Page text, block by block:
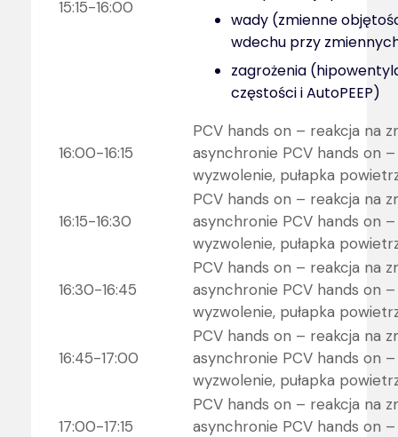
15:15-16:00
wady (zmienne
wdechu przy
zagrożenia
częstości i AutoPEEP)
16:00-16:15
PCV hands on – reakcja na
asynchronie PCV hands on
wyzwolenie, pułapka
16:15-16:30
PCV hands on – reakcja na
asynchronie PCV hands on
wyzwolenie, pułapka
16:30-16:45
PCV hands on – reakcja na
asynchronie PCV hands on
wyzwolenie, pułapka
16:45-17:00
PCV hands on – reakcja na
asynchronie PCV hands on
wyzwolenie, pułapka
17:00-17:15
PCV hands on – reakcja na
asynchronie PCV hands on